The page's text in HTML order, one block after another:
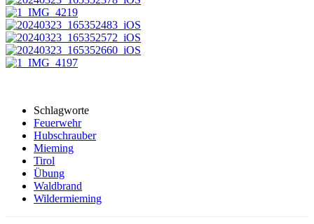
Schlagworte
Feuerwehr
Hubschrauber
Mieming
Tirol
Übung
Waldbrand
Wildermieming